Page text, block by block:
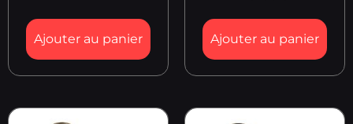
Ajouter au panier Ajouter au panier